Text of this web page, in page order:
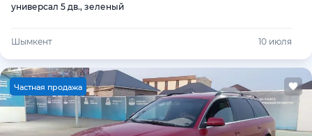
универсал 5 дв., зеленый
Шымкент 10 июля
Частная продажа